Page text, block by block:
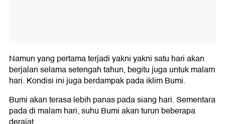
Namun yang pertama terjadi yakni yakni satu hari akan
berjalan selama setengah tahun, begitu juga untuk malam
hari. Kondisi ini juga berdampak pada iklim Bumi.
Bumi akan terasa lebih panas pada siang hari. Sementara
pada di malam hari, suhu Bumi akan turun beberapa